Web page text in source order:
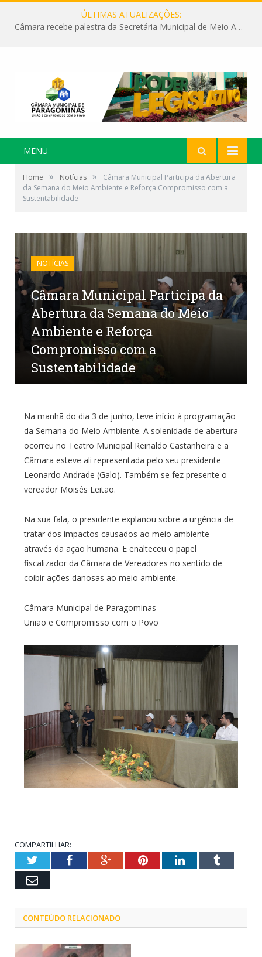
ÚLTIMAS ATUALIZAÇÕES:
Câmara recebe palestra da Secretária Municipal de Meio Ambiente sobre as ações da “SEMANA DO MEIO AMBIENTE”
MENU
Home » Notícias »
Câmara Municipal Participa da Abertura
da Semana do Meio Ambiente e Reforça Compromisso com a
Sustentabilidade
NOTÍCIAS
Câmara Municipal Participa da
Abertura da Semana do Meio
Ambiente e Reforça
Compromisso com a
Sustentabilidade
Na manhã do dia 3 de junho, teve início à programação
da Semana do Meio Ambiente. A solenidade de abertura
ocorreu no Teatro Municipal Reinaldo Castanheira e a
Câmara esteve ali representada pelo seu presidente
Leonardo Andrade (Galo). Também se fez presente o
vereador Moisés Leitão.
Na sua fala, o presidente explanou sobre a urgência de
tratar dos impactos causados ao meio ambiente
através da ação humana. E enalteceu o papel
fiscalizador da Câmara de Vereadores no sentido de
coibir ações danosas ao meio ambiente.
Câmara Municipal de Paragominas
União e Compromisso com o Povo
COMPARTILHAR:
TwitterFacebookGoogle+PinterestLinkedInTumblr
Email
CONTEÚDO RELACIONADO